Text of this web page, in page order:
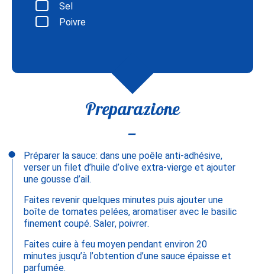
Sel
Poivre
Preparazione
Préparer la sauce: dans une poêle anti-adhésive,
verser un filet d’huile d’olive extra-vierge et ajouter
une gousse d’ail.
Faites revenir quelques minutes puis ajouter une
boîte de tomates pelées, aromatiser avec le basilic
finement coupé. Saler, poivrer.
Faites cuire à feu moyen pendant environ 20
minutes jusqu’à l’obtention d’une sauce épaisse et
parfumée.